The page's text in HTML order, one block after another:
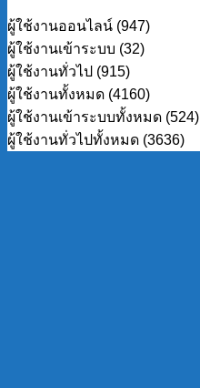
ผู้ใช้งานออนไลน์ (947)
ผู้ใช้งานเข้าระบบ (32)
ผู้ใช้งานทั่วไป (915)
ผู้ใช้งานทั้งหมด (4160)
ผู้ใช้งานเข้าระบบทั้งหมด (524)
ผู้ใช้งานทั่วไปทั้งหมด (3636)